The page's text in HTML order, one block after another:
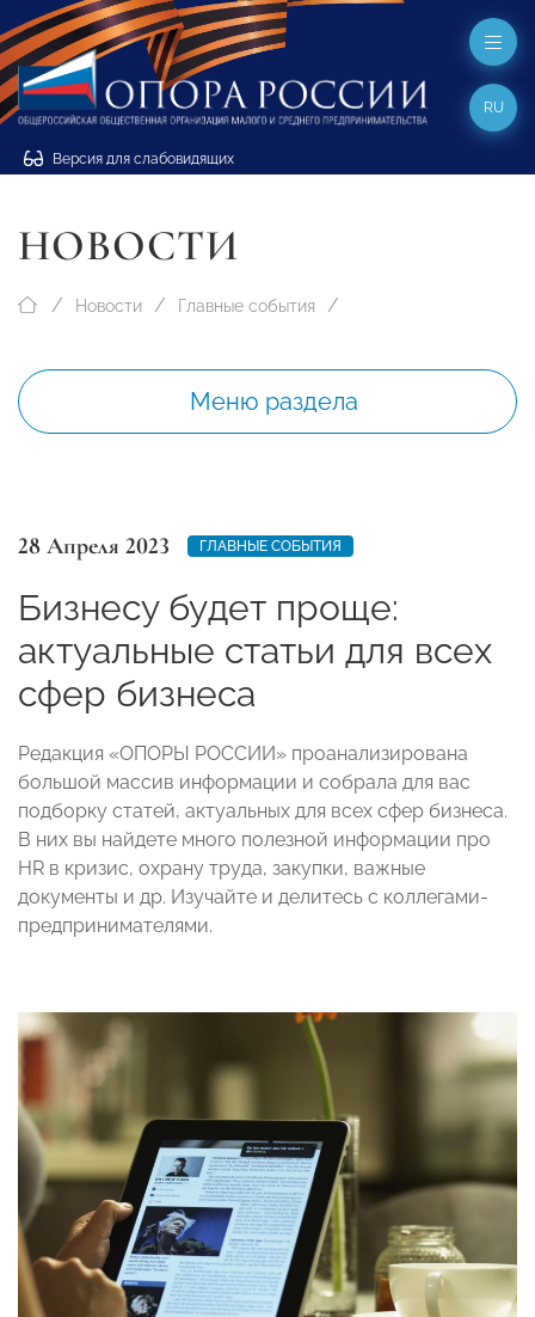
Версия для слабовидящих
RU
НОВОСТИ
Новости Главные события
Меню раздела
28 Апреля 2023 ГЛАВНЫЕ СОБЫТИЯ
Бизнесу будет проще:
актуальные статьи для всех
сфер бизнеса
Редакция «ОПОРЫ РОССИИ» проанализирована
большой массив информации и собрала для вас
подборку статей, актуальных для всех сфер бизнеса.
В них вы найдете много полезной информации про
HR в кризис, охрану труда, закупки, важные
документы и др. Изучайте и делитесь с коллегами-
предпринимателями.